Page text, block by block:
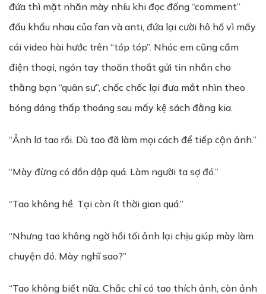
đứa thì mặt nhăn mày nhíu khi đọc đống “comment”
đấu khẩu nhau của fan và anti, đứa lại cười hô hố vì mấy
cái video hài hước trên “tóp tóp”. Nhóc em cũng cầm
điện thoại, ngón tay thoăn thoắt gửi tin nhắn cho
thằng bạn “quân sư”, chốc chốc lại đưa mắt nhìn theo
bóng dáng thấp thoáng sau mấy kệ sách đằng kia.
“Ảnh lơ tao rồi. Dù tao đã làm mọi cách để tiếp cận ảnh.”
“Mày đừng có dồn dập quá. Làm người ta sợ đó.”
“Tao không hề. Tại còn ít thời gian quá.”
“Nhưng tao không ngờ hồi tối ảnh lại chịu giúp mày làm
chuyện đó. Mày nghĩ sao?”
“Tao không biết nữa. Chắc chỉ có tao thích ảnh, còn ảnh